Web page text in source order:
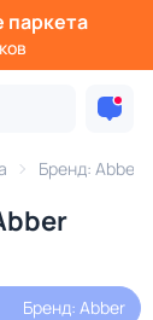
Бренд: Abber
Бренд: Abber